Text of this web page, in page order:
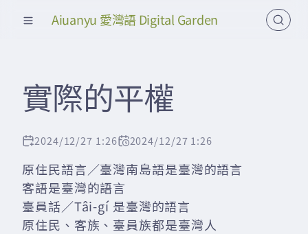
Aiuanyu 愛灣語 Digital Garden
實際的平權
2024/12/27 1:26 2024/12/27 1:26
原住民語言／臺灣南島語是臺灣的語言
客語是臺灣的語言
臺員話／Tâi-gí 是臺灣的語言
原住民、客族、臺員族都是臺灣人